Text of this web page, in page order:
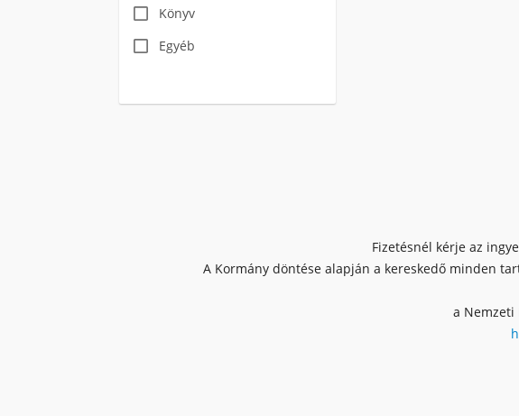
Könyv
Egyéb
Fizetésnél kérje az
A Kormány döntése alapján a kereskedő minden
a Nemzeti